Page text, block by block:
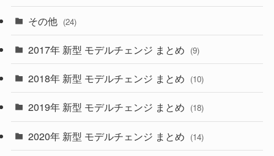
(4)
(30)
(27)
(33)
(10)
(35)
その他 (24)
2017年 新型 モデルチェンジ まとめ (9)
2018年 新型 モデルチェンジ まとめ (10)
2019年 新型 モデルチェンジ まとめ (18)
2020年 新型 モデルチェンジ まとめ (14)